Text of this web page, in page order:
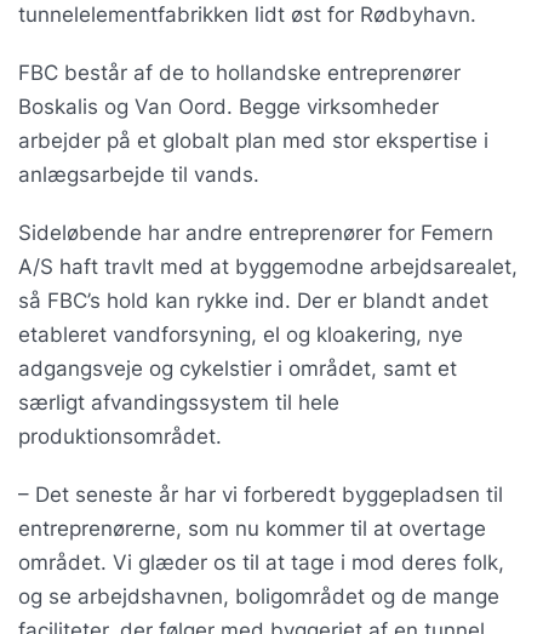
tunnelelementfabrikken lidt øst for Rødbyhavn.
FBC består af de to hollandske entreprenører
Boskalis og Van Oord. Begge virksomheder
arbejder på et globalt plan med stor ekspertise i
anlægsarbejde til vands.
Sideløbende har andre entreprenører for Femern
A/S haft travlt med at byggemodne arbejdsarealet,
så FBC’s hold kan rykke ind. Der er blandt andet
etableret vandforsyning, el og kloakering, nye
adgangsveje og cykelstier i området, samt et
særligt afvandingssystem til hele
produktionsområdet.
– Det seneste år har vi forberedt byggepladsen til
entreprenørerne, som nu kommer til at overtage
området. Vi glæder os til at tage i mod deres folk,
og se arbejdshavnen, boligområdet og de mange